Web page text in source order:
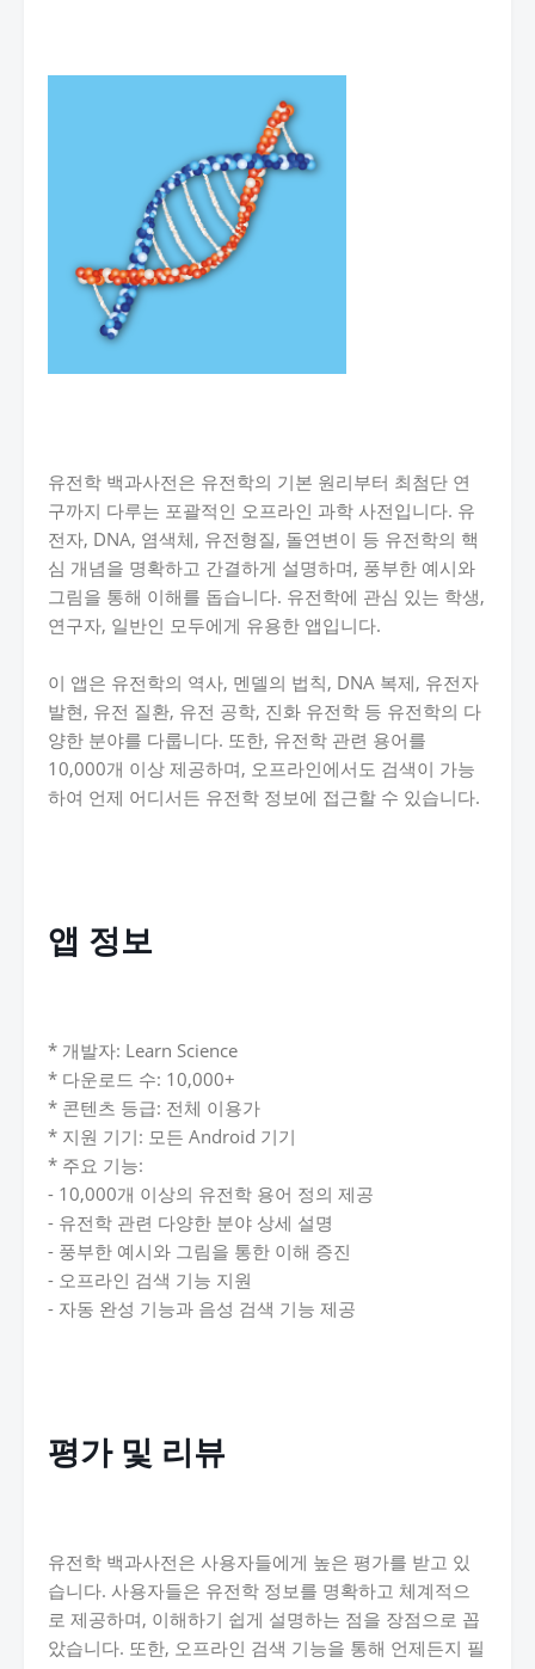
유전학 백과사전은 유전학의 기본 원리부터 최첨단 연
구까지 다루는 포괄적인 오프라인 과학 사전입니다. 유
전자, DNA, 염색체, 유전형질, 돌연변이 등 유전학의 핵
심 개념을 명확하고 간결하게 설명하며, 풍부한 예시와
그림을 통해 이해를 돕습니다. 유전학에 관심 있는 학생,
연구자, 일반인 모두에게 유용한 앱입니다.
이 앱은 유전학의 역사, 멘델의 법칙, DNA 복제, 유전자
발현, 유전 질환, 유전 공학, 진화 유전학 등 유전학의 다
양한 분야를 다룹니다. 또한, 유전학 관련 용어를
10,000개 이상 제공하며, 오프라인에서도 검색이 가능
하여 언제 어디서든 유전학 정보에 접근할 수 있습니다.
앱 정보
* 개발자: Learn Science
* 다운로드 수: 10,000+
* 콘텐츠 등급: 전체 이용가
* 지원 기기: 모든 Android 기기
* 주요 기능:
- 10,000개 이상의 유전학 용어 정의 제공
- 유전학 관련 다양한 분야 상세 설명
- 풍부한 예시와 그림을 통한 이해 증진
- 오프라인 검색 기능 지원
- 자동 완성 기능과 음성 검색 기능 제공
평가 및 리뷰
유전학 백과사전은 사용자들에게 높은 평가를 받고 있
습니다. 사용자들은 유전학 정보를 명확하고 체계적으
로 제공하며, 이해하기 쉽게 설명하는 점을 장점으로 꼽
았습니다. 또한, 오프라인 검색 기능을 통해 언제든지 필